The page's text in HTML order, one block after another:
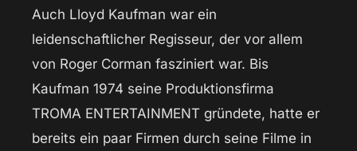
Auch Lloyd Kaufman war ein
leidenschaftlicher Regisseur, der vor allem
von Roger Corman fasziniert war. Bis
Kaufman 1974 seine Produktionsfirma
TROMA ENTERTAINMENT gründete, hatte er
bereits ein paar Firmen durch seine Filme in